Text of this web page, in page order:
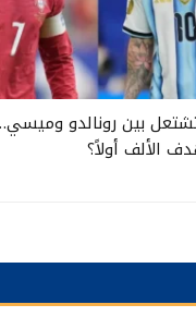
تشتعل بين رونالدو
الألف أولاً؟